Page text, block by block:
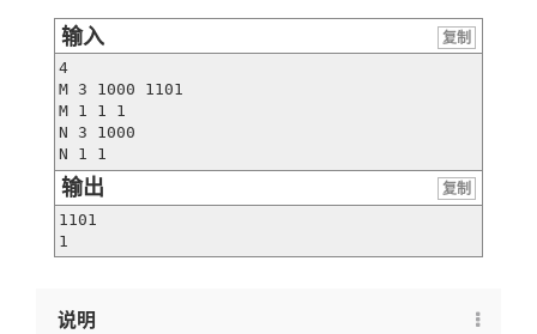
输入
复制
4
M 3 1000 1101
M 1 1 1
N 3 1000
N 1 1
输出
复制
1101
1
说明